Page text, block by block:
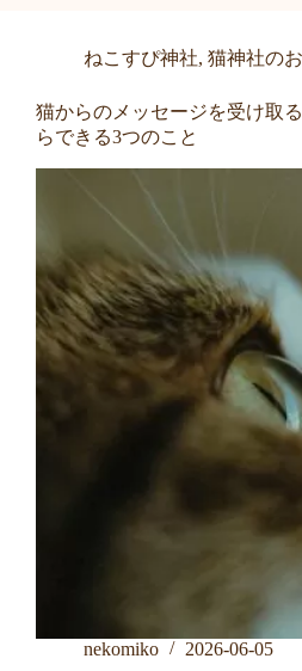
ねこすぴ神社, 猫神社の
猫からのメッセージを受け取
らできる3つのこと
nekomiko 2026-06-05